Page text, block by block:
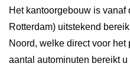
Het kantoorgebouw is
Rotterdam) uitstekend
Noord, welke direct voor
aantal autominuten bereikt u